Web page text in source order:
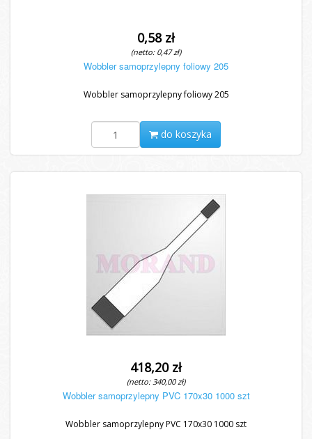
0,58 zł
(netto: 0,47 zł)
Wobbler samoprzylepny foliowy 205
Wobbler samoprzylepny foliowy 205
do koszyka
418,20 zł
(netto: 340,00 zł)
Wobbler samoprzylepny PVC 170x30 1000 szt
Wobbler samoprzylepny PVC 170x30 1000 szt